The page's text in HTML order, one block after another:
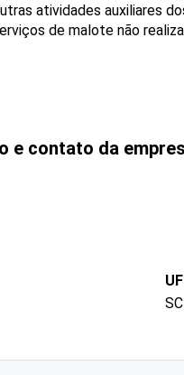
atividades auxiliares
de malote não
e contato da
UF
SC